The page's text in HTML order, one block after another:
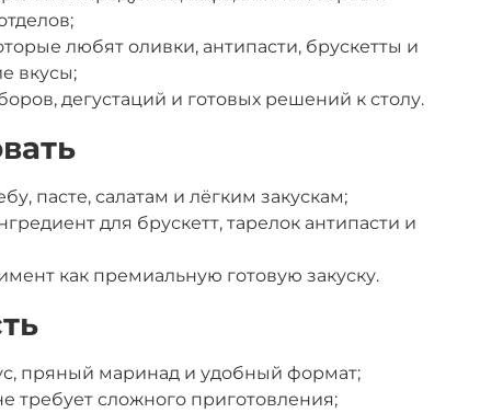
любят оливки, антипасти, брускетты и
вкусы;
дегустаций и готовых решений к столу.
пасте, салатам и лёгким закускам;
для брускетт, тарелок антипасти и
как премиальную готовую закуску.
пряный маринад и удобный формат;
требует сложного приготовления;